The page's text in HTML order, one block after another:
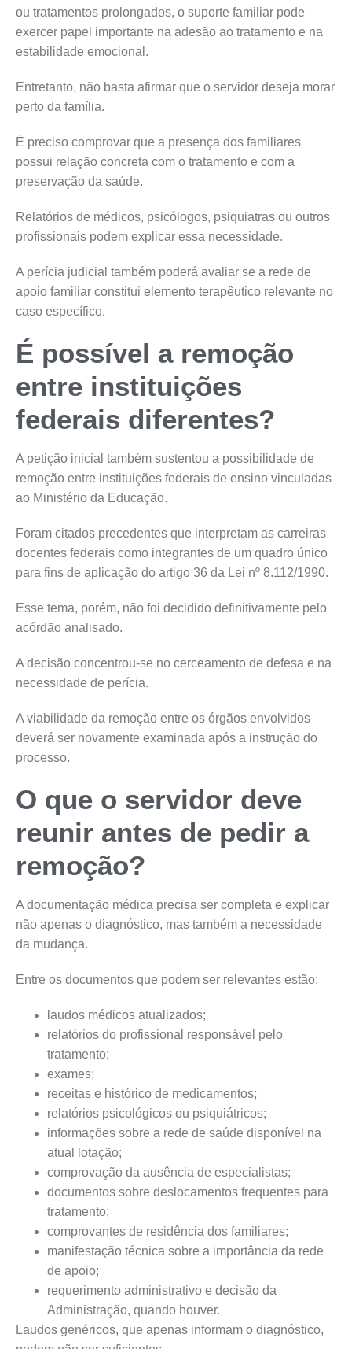
ou tratamentos prolongados, o suporte familiar pode
exercer papel importante na adesão ao tratamento e na
estabilidade emocional.
Entretanto, não basta afirmar que o servidor deseja morar
perto da família.
É preciso comprovar que a presença dos familiares
possui relação concreta com o tratamento e com a
preservação da saúde.
Relatórios de médicos, psicólogos, psiquiatras ou outros
profissionais podem explicar essa necessidade.
A perícia judicial também poderá avaliar se a rede de
apoio familiar constitui elemento terapêutico relevante no
caso específico.
É possível a remoção
entre instituições
federais diferentes?
A petição inicial também sustentou a possibilidade de
remoção entre instituições federais de ensino vinculadas
ao Ministério da Educação.
Foram citados precedentes que interpretam as carreiras
docentes federais como integrantes de um quadro único
para fins de aplicação do artigo 36 da Lei nº 8.112/1990.
Esse tema, porém, não foi decidido definitivamente pelo
acórdão analisado.
A decisão concentrou-se no cerceamento de defesa e na
necessidade de perícia.
A viabilidade da remoção entre os órgãos envolvidos
deverá ser novamente examinada após a instrução do
processo.
O que o servidor deve
reunir antes de pedir a
remoção?
A documentação médica precisa ser completa e explicar
não apenas o diagnóstico, mas também a necessidade
da mudança.
Entre os documentos que podem ser relevantes estão:
laudos médicos atualizados;
relatórios do profissional responsável pelo
tratamento;
exames;
receitas e histórico de medicamentos;
relatórios psicológicos ou psiquiátricos;
informações sobre a rede de saúde disponível na
atual lotação;
comprovação da ausência de especialistas;
documentos sobre deslocamentos frequentes para
tratamento;
comprovantes de residência dos familiares;
manifestação técnica sobre a importância da rede
de apoio;
requerimento administrativo e decisão da
Administração, quando houver.
Laudos genéricos, que apenas informam o diagnóstico,